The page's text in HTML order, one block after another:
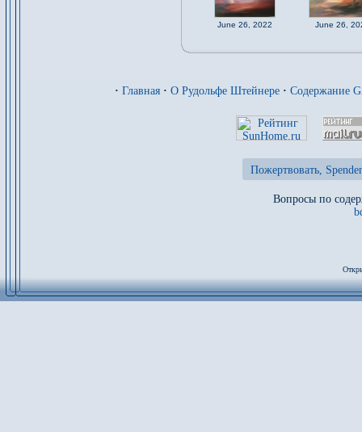
June 26, 2022 June 26,
· Главная · О Рудольфе Штейнере · Содержание
Пожертвовать,
Вопросы по